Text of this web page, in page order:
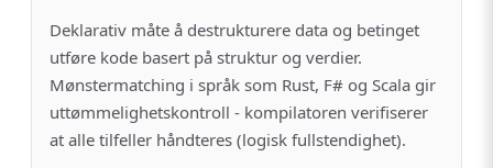
Deklarativ måte å destrukturere data og betinget
utføre kode basert på struktur og verdier.
Mønstermatching i språk som Rust, F# og Scala gir
uttømmelighetskontroll - kompilatoren verifiserer
at alle tilfeller håndteres (logisk fullstendighet).